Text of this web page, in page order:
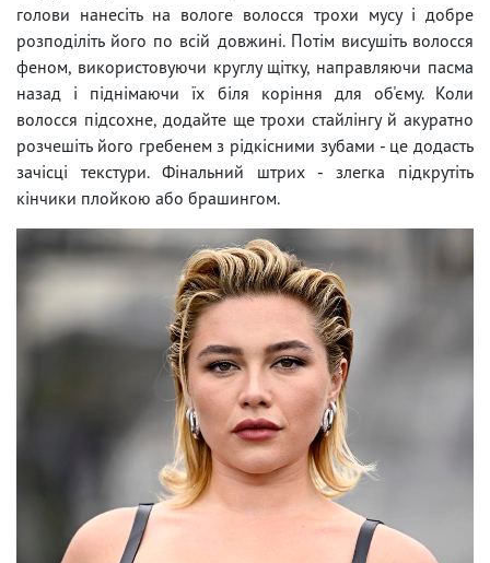
голови нанесіть на вологе волосся трохи мусу і добре
розподіліть його по всій довжині. Потім висушіть волосся
феном, використовуючи круглу щітку, направляючи пасма
назад і піднімаючи їх біля коріння для об'єму. Коли
волосся підсохне, додайте ще трохи стайлінгу й акуратно
розчешіть його гребенем з рідкісними зубами - це додасть
зачісці текстури. Фінальний штрих - злегка підкрутіть
кінчики плойкою або брашингом.